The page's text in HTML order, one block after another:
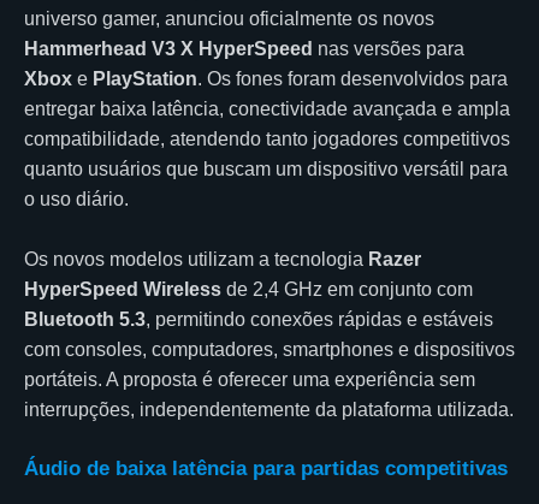
universo gamer, anunciou oficialmente os novos
Hammerhead V3 X HyperSpeed nas versões para
Xbox e PlayStation. Os fones foram desenvolvidos para
entregar baixa latência, conectividade avançada e ampla
compatibilidade, atendendo tanto jogadores competitivos
quanto usuários que buscam um dispositivo versátil para
o uso diário.
Os novos modelos utilizam a tecnologia Razer
HyperSpeed Wireless de 2,4 GHz em conjunto com
Bluetooth 5.3, permitindo conexões rápidas e estáveis
com consoles, computadores, smartphones e dispositivos
portáteis. A proposta é oferecer uma experiência sem
interrupções, independentemente da plataforma utilizada.
Áudio de baixa latência para partidas competitivas